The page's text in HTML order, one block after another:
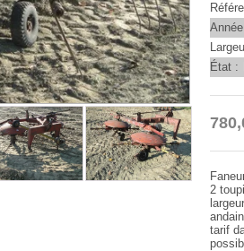
2
tarif
État